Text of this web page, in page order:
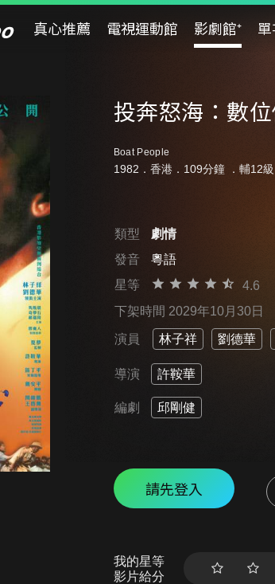
真心推薦 電視運動館 影劇館⁺
投奔怒海：數
Boat People
1982．香港．109分鐘 ． 輔12級
類型
劇情
發音
粵語
星等
4.6
下架時間 2029年10月30日
演員 林子祥 劉德華
導演 許鞍華
編劇 邱剛健
請先登入
我的星等
影片給分